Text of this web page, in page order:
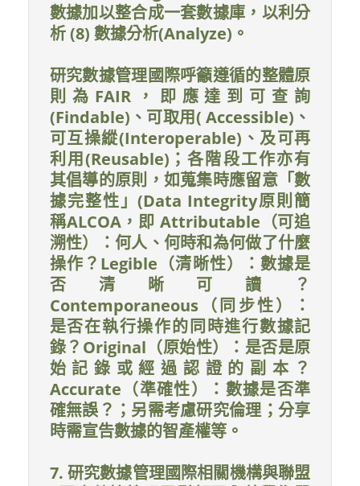
數據加以整合成一套數據庫，以利分
析 (8) 數據分析(Analyze)。
研究數據管理國際呼籲遵循的整體原
則為FAIR，即應達到可查詢
(Findable)、可取用( Accessible)、
可互操縱(Interoperable)、及可再
利用(Reusable)；各階段工作亦有
其倡導的原則，如蒐集時應留意「數
據完整性」(Data Integrity原則簡
稱ALCOA，即 Attributable（可追
溯性）：何人、何時和為何做了什麼
操作？Legible（清晰性）：數據是
否清晰可讀？
Contemporaneous（同步性）：
是否在執行操作的同時進行數據記
錄？Original（原始性）：是否是原
始記錄或經過認證的副本？
Accurate（準確性）：數據是否準
確無誤？；另需考慮研究倫理；分享
時需宣告數據的智產權等。
7. 研究數據管理國際相關機構與聯盟